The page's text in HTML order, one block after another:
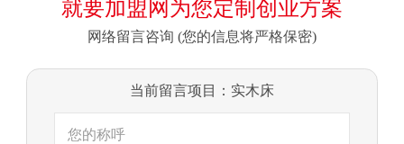
就要加盟网为您定制创业方案
网络留言咨询 (您的信息将严格保密)
当前留言项目：实木床